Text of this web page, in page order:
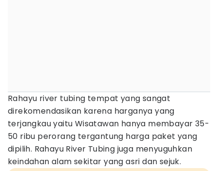
Rahayu river tubing tempat yang sangat
direkomendasikan karena harganya yang
terjangkau yaitu Wisatawan hanya membayar 35-
50 ribu perorang tergantung harga paket yang
dipilih. Rahayu River Tubing juga menyuguhkan
keindahan alam sekitar yang asri dan sejuk.